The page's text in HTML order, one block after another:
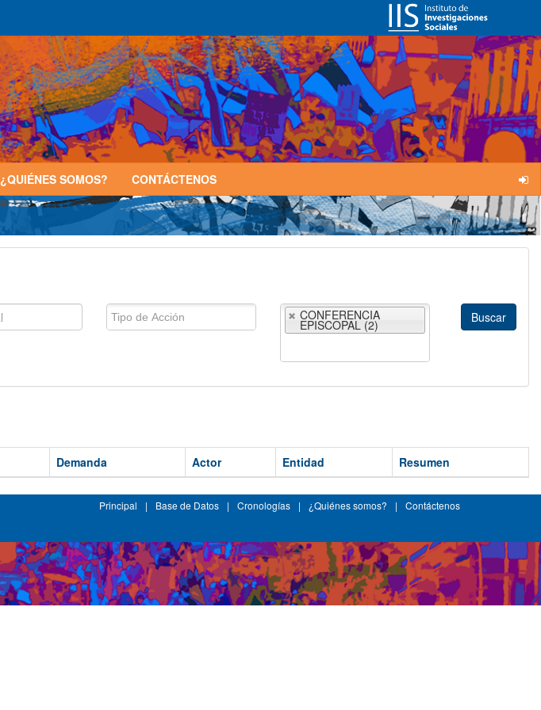
¿QUIÉNES SOMOS? CONTÁCTENOS
CONFERENCIA
EPISCOPAL (2)
Demanda Actor Entidad Resumen
Principal | Base de Datos | Cronologías | ¿Quiénes somos? | Contáctenos